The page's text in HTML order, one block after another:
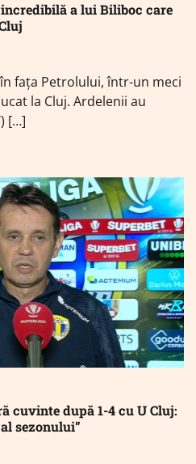
a lui Biliboc care
în fața Petrolului, într-un meci
la Cluj. Ardelenii au
[…]
cuvinte după 1-4 cu U Cluj:
sezonului”